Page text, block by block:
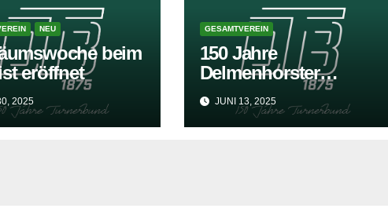
NEU
beim
eröffnet
2025
GESAMTVEREIN
150 Jahre
Delmenhorster
Turnerbund
JUNI 13, 2025